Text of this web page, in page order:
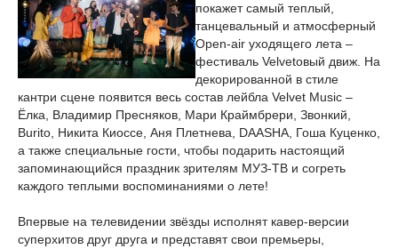
покажет самый теплый,
танцевальный и атмосферный
Open-air уходящего лета –
фестиваль Velvetовый движ. На
декорированной в стиле
кантри сцене появится весь состав лейбла Velvet Music –
Ёлка, Владимир Пресняков, Мари Краймбрери, Звонкий,
Burito, Никита Киоссе, Аня Плетнева, DAASHA, Гоша Куценко,
а также специальные гости, чтобы подарить настоящий
запоминающийся праздник зрителям МУЗ-ТВ и согреть
каждого теплыми воспоминаниями о лете!
Впервые на телевидении звёзды исполнят кавер-версии
суперхитов друг друга и представят свои премьеры,